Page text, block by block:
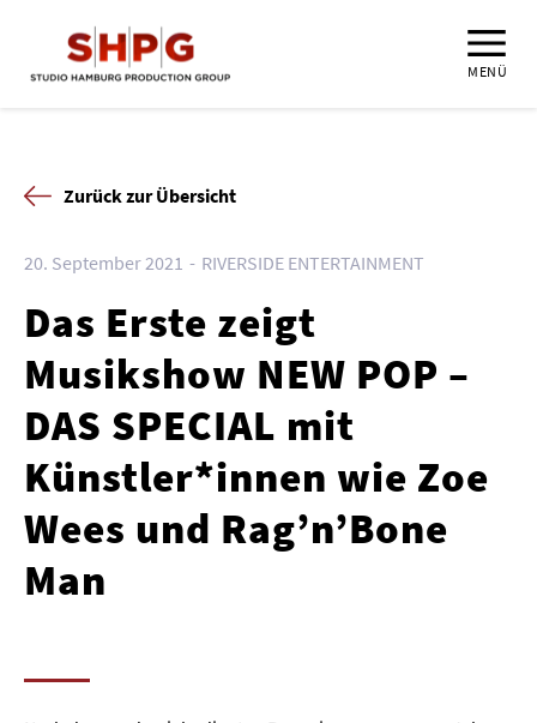
MENÜ
Zurück zur Übersicht
20. September 2021 RIVERSIDE ENTERTAINMENT
Das Erste zeigt
Musikshow NEW POP –
DAS SPECIAL mit
Künstler*innen wie Zoe
Wees und Rag’n’Bone
Man